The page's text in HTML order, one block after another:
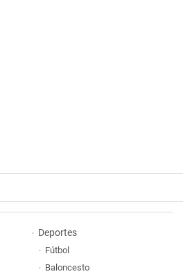
Deportes
Fútbol
Baloncesto